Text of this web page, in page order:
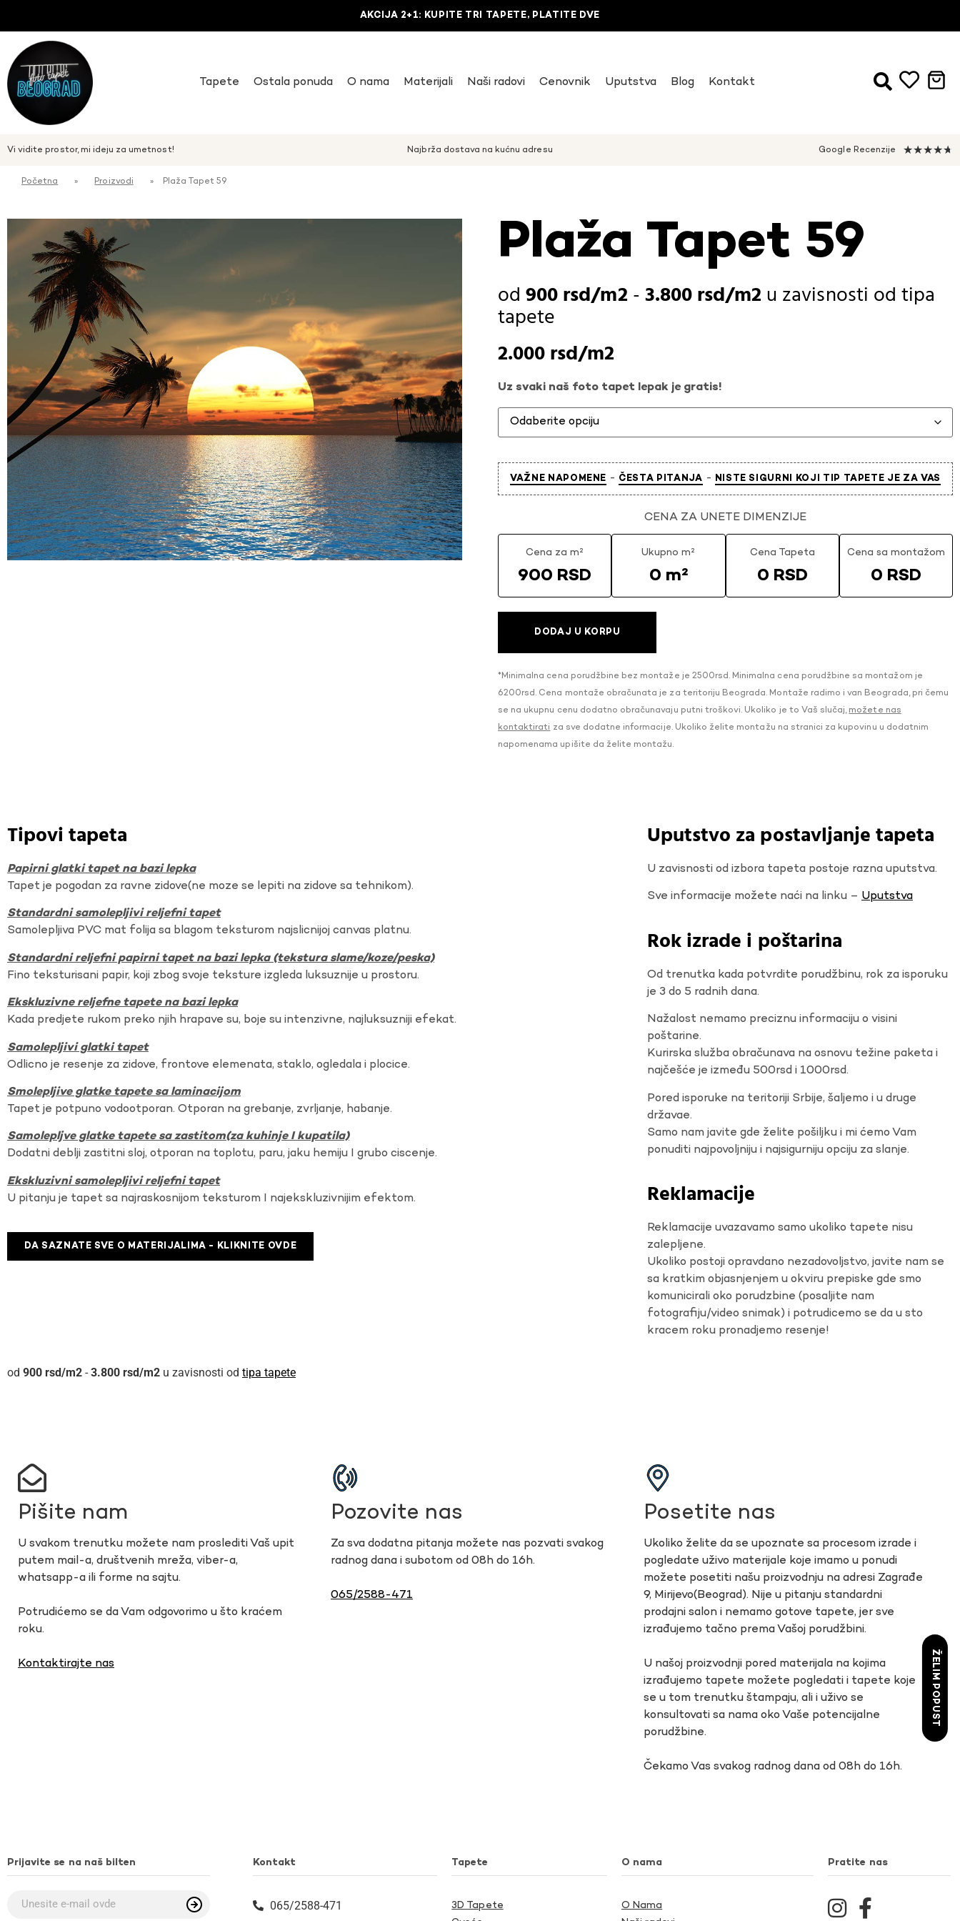
AKCIJA 2+1: KUPITE TRI TAPETE, PLATITE DVE
Tapete Ostala ponuda O nama Materijali Naši radovi Cenovnik Uputstva Blog Kontakt
Vi vidite prostor, mi ideju za umetnost! Najbrža dostava na kućnu adresu Google Recenzije ★★★★★
Početna » Proizvodi » Plaža Tapet 59
Plaža Tapet 59
900rsd -3.800rsd u zavisnosti od tipa
tapete
2.000rsd
Uz svaki naš foto tapet lepak je gratis!
VAŽNE NAPOMENE - ČESTA PITANJA - NISTE SIGURNI KOJI TIP TAPETE JE ZA VAS
CENA ZA UNETE DIMENZIJE
Cena za m²
900 RSD
Ukupno m²
0 m²
Cena Tapeta
0 RSD
Cena sa montažom
0 RSD
DODAJ U KORPU
*Minimalna cena porudžbine bez montaže je 2500rsd. Minimalna cena porudžbine sa montažom je
6200rsd. Cena montaže obračunata je za teritoriju Beograda. Montaže radimo i van Beograda, pri čemu
se na ukupnu cenu dodatno obračunavaju putni troškovi. Ukoliko je to Vaš slučaj, možete nas
kontaktirati za sve dodatne informacije. Ukoliko želite montažu na stranici za kupovinu u dodatnim
napomenama upišite da želite montažu.
Tipovi tapeta
Papirni glatki tapet na bazi lepka
Tapet je pogodan za ravne zidove(ne moze se lepiti na zidove sa tehnikom).
Standardni samolepljivi reljefni tapet
Samolepljiva PVC mat folija sa blagom teksturom najslicnijoj canvas platnu.
Standardni reljefni papirni tapet na bazi lepka (tekstura slame/koze/peska)
Fino teksturisani papir, koji zbog svoje teksture izgleda luksuznije u prostoru.
Ekskluzivne reljefne tapete na bazi lepka
Kada predjete rukom preko njih hrapave su, boje su intenzivne, najluksuzniji efekat.
Samolepljivi glatki tapet
Odlicno je resenje za zidove, frontove elemenata, staklo, ogledala i plocice.
Smolepljive glatke tapete sa laminacijom
Tapet je potpuno vodootporan. Otporan na grebanje, zvrljanje, habanje.
Samolepljve glatke tapete sa zastitom(za kuhinje I kupatila)
Dodatni deblji zastitni sloj, otporan na toplotu, paru, jaku hemiju I grubo ciscenje.
Ekskluzivni samolepljivi reljefni tapet
U pitanju je tapet sa najraskosnijom teksturom I najekskluzivnijim efektom.
DA SAZNATE SVE O MATERIJALIMA - KLIKNITE OVDE
Uputstvo za postavljanje tapeta
U zavisnosti od izbora tapeta postoje razna uputstva.
Sve informacije možete naći na linku – Uputstva
Rok izrade i poštarina
Od trenutka kada potvrdite porudžbinu, rok za isporuku
je 3 do 5 radnih dana.
Nažalost nemamo preciznu informaciju o visini
poštarine.
Kurirska služba obračunava na osnovu težine paketa i
najčešće je između 500rsd i 1000rsd.
Pored isporuke na teritoriji Srbije, šaljemo i u druge
državae.
Samo nam javite gde želite pošiljku i mi ćemo Vam
ponuditi najpovoljniju i najsigurniju opciju za slanje.
Reklamacije
Reklamacije uvazavamo samo ukoliko tapete nisu
zalepljene.
Ukoliko postoji opravdano nezadovoljstvo, javite nam se
sa kratkim objasnjenjem u okviru prepiske gde smo
komunicirali oko porudzbine (posaljite nam
fotografiju/video snimak) i potrudicemo se da u sto
kracem roku pronadjemo resenje!
900 rsd - 3.800 rsd u zavisnosti od tipa tapete
Pišite nam
U svakom trenutku možete nam proslediti Vaš upit
putem mail-a, društvenih mreža, viber-a,
whatsapp-a ili forme na sajtu.
Potrudićemo se da Vam odgovorimo u što kraćem
roku.
Kontaktirajte nas
Pozovite nas
Za sva dodatna pitanja možete nas pozvati svakog
radnog dana i subotom od 08h do 16h.
065/2588-471
Posetite nas
Ukoliko želite da se upoznate sa procesom izrade i
pogledate uživo materijale koje imamo u ponudi
možete posetiti našu proizvodnju na adresi Zagrađe
9, Mirijevo(Beograd). Nije u pitanju standardni
prodajni salon i nemamo gotove tapete, jer sve
izrađujemo tačno prema Vašoj porudžbini.
U našoj proizvodnji pored materijala na kojima
izrađujemo tapete možete pogledati i tapete koje
se u tom trenutku štampaju, ali i uživo se
konsultovati sa nama oko Vaše potencijalne
porudžbine.
Čekamo Vas svakog radnog dana od 08h do 16h.
Prijavite se na naš bilten Kontakt
065/2588-471
Tapete
3D Tapete
O nama
O Nama
Pratite nas
ŽELIM POPUST